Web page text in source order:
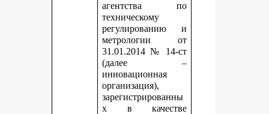
агентства по
техническому
регулированию и
метрологии от
31.01.2014 № 14-ст
(далее –
инновационная
организация),
зарегистрированны
х в качестве